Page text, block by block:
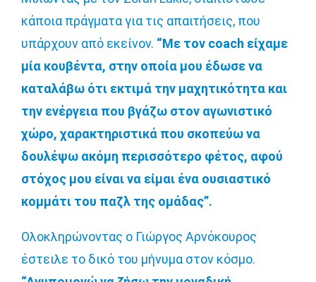
κάποια πράγματα για τις απαιτήσεις, που
υπάρχουν από εκείνον. “Με τον coach είχαμε
μία κουβέντα, στην οποία μου έδωσε να
καταλάβω ότι εκτιμά την μαχητικότητα και
την ενέργεια που βγάζω στον αγωνιστικό
χώρο, χαρακτηριστικά που σκοπεύω να
δουλέψω ακόμη περισσότερο φέτος, αφού
στόχος μου είναι να είμαι ένα ουσιαστικό
κομμάτι του παζλ της ομάδας”.
Ολοκληρώνοντας ο Γιώργος Αρνόκουρος
έστειλε το δικό του μήνυμα στον κόσμο.